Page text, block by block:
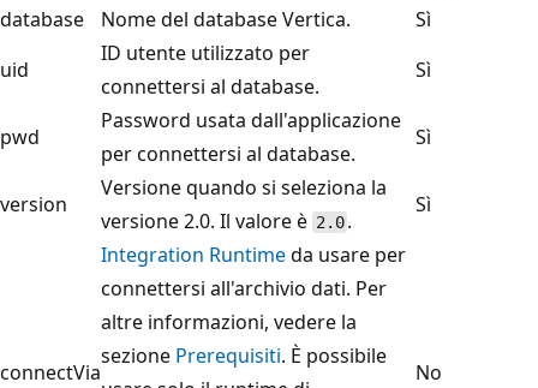
database
Nome del database Vertica.
Sì
uid
ID utente utilizzato per
connettersi al database.
Sì
pwd
Password usata dall'applicazione
per connettersi al database.
Sì
version
Versione quando si seleziona la
versione 2.0. Il valore è 2.0 .
Sì
connectVia
Integration Runtimeda usare per
connettersi all'archivio dati. Per
altre informazioni, vedere la
sezione Prerequisiti. È possibile
No